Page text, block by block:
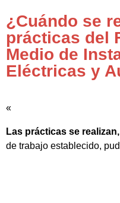
¿Cuándo se
prácticas del
Medio de
Eléctricas y
«
Las prácticas se
de trabajo establecido,